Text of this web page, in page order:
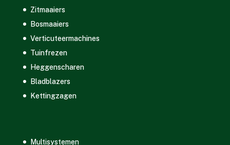
Zitmaaiers
Bosmaaiers
Verticuteermachines
Tuinfrezen
Heggenscharen
Bladblazers
Kettingzagen
Multisystemen